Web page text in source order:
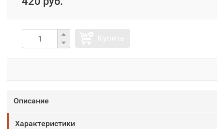
Описание
Характеристики